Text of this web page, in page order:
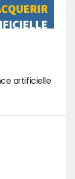
artificielle